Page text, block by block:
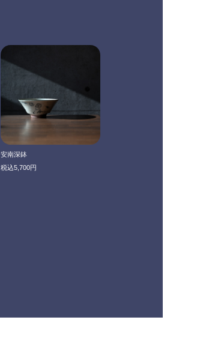
安南深鉢
税込5,700円